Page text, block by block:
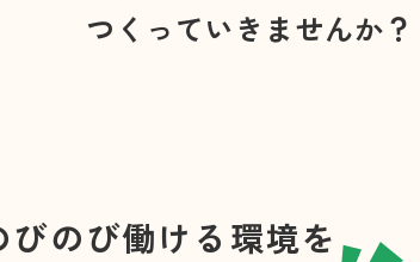
つくっていきませんか？
びのび働ける環境を